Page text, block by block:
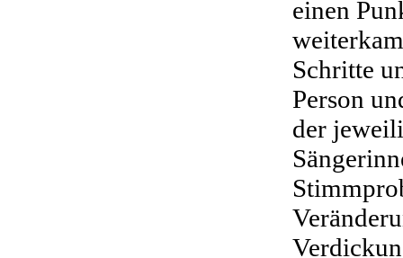
einen
Schritte
Person
der